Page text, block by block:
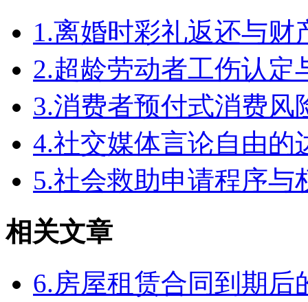
1.离婚时彩礼返还与财
2.超龄劳动者工伤认定
3.消费者预付式消费风
4.社交媒体言论自由
5.社会救助申请程序与
相关文章
6.房屋租赁合同到期后